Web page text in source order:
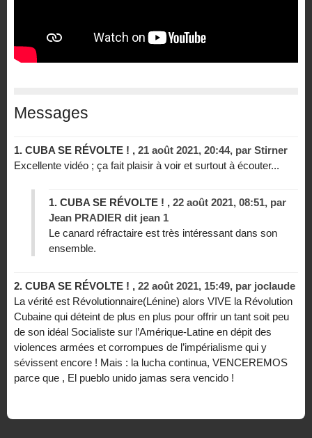
Messages
1. CUBA SE RÉVOLTE ! , 21 août 2021, 20:44, par Stirner
Excellente vidéo ; ça fait plaisir à voir et surtout à écouter...
1. CUBA SE RÉVOLTE ! , 22 août 2021, 08:51, par
Jean PRADIER dit jean 1
Le canard réfractaire est très intéressant dans son
ensemble.
2. CUBA SE RÉVOLTE ! , 22 août 2021, 15:49, par joclaude
La vérité est Révolutionnaire(Lénine) alors VIVE la Révolution
Cubaine qui déteint de plus en plus pour offrir un tant soit peu
de son idéal Socialiste sur l’Amérique-Latine en dépit des
violences armées et corrompues de l’impérialisme qui y
sévissent encore ! Mais : la lucha continua, VENCEREMOS
parce que , El pueblo unido jamas sera vencido !